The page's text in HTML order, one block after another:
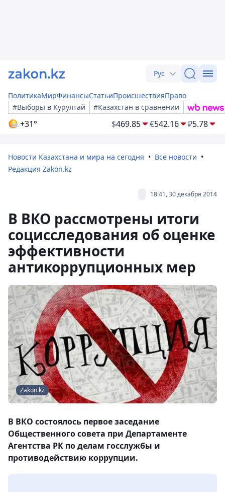
Рус
ПолитикаМирФинансыСтатьиПроисшествияПраво
#Выборы в Курултай
#Казахстан в сравнении
+31° $469.85 €542.16 ₽5.78
Новости Казахстана и мира на сегодня
Все новости
Редакция Zakon.kz
18:41, 30 декабря 2014
В ВКО рассмотрены итоги
социсследования об оценке
эффективности
антикоррупционных мер
Zakon.kz
В ВКО состоялось первое заседание
Общественного совета при Департаменте
Агентства РК по делам госслужбы и
противодействию коррупции.